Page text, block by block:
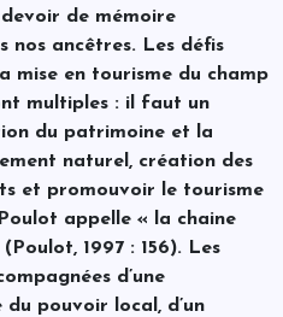
de mémoire
nos ancêtres. Les défis
mise en tourisme du champ
multiples : il faut un
du patrimoine et la
naturel, création des
et promouvoir le tourisme
appelle « la chaine
1997 : 156). Les
d’une
pouvoir local, d’un